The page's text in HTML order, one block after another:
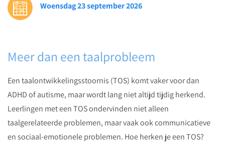
kinderen
een
taalontwikkelingsstoornis.
Woensdag 23 september 2026
Meer dan een taalprobleem
Een taalontwikkelingsstoornis (TOS) komt vaker voor dan
ADHD of autisme, maar wordt lang niet altijd tijdig herkend.
Leerlingen met een TOS ondervinden niet alleen
taalgerelateerde problemen, maar vaak ook communicatieve
en sociaal-emotionele problemen. Hoe herken je een TOS?